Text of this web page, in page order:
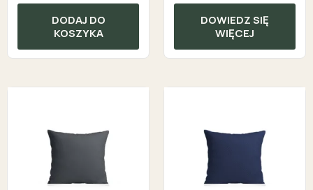
DODAJ DO
KOSZYKA
DOWIEDZ SIĘ
WIĘCEJ